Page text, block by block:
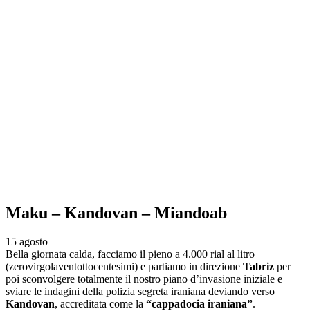
Maku – Kandovan – Miandoab
15 agosto
Bella giornata calda, facciamo il pieno a 4.000 rial al litro
(zerovirgolaventottocentesimi) e partiamo in direzione Tabriz per
poi sconvolgere totalmente il nostro piano d’invasione iniziale e
sviare le indagini della polizia segreta iraniana deviando verso
Kandovan, accreditata come la “cappadocia iraniana”.